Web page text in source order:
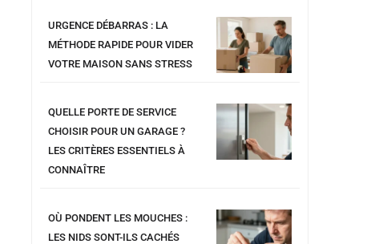
URGENCE DÉBARRAS : LA
MÉTHODE RAPIDE POUR VIDER
VOTRE MAISON SANS STRESS
QUELLE PORTE DE SERVICE
CHOISIR POUR UN GARAGE ?
LES CRITÈRES ESSENTIELS À
CONNAÎTRE
OÙ PONDENT LES MOUCHES :
LES NIDS SONT-ILS CACHÉS